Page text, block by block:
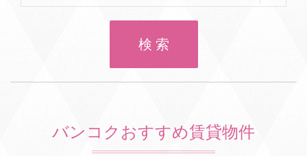
検 索
バンコクおすすめ賃貸物件